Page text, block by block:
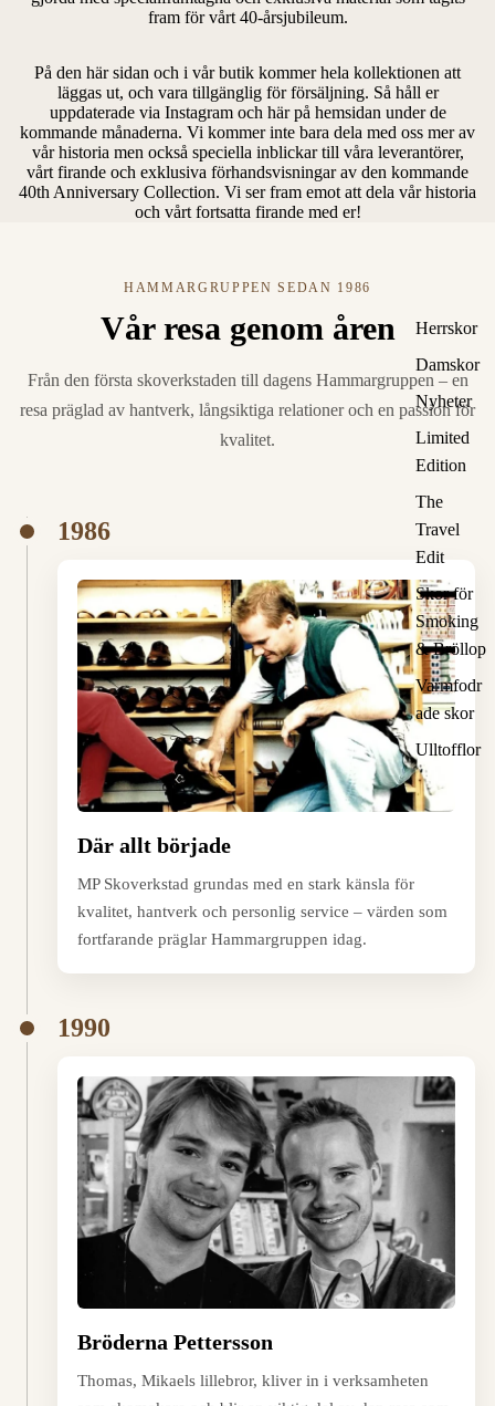
Herrskor
Damskor
Nyheter
Limited
Edition
The
Travel
Edit
Skor för
Smoking
& Bröllop
Varmfodr
ade skor
Ulltofflor
fram för vårt 40-årsjubileum.
På den här sidan och i vår butik kommer hela kollektionen att
läggas ut, och vara tillgänglig för försäljning. Så håll er
uppdaterade via Instagram och här på hemsidan under de
kommande månaderna. Vi kommer inte bara dela med oss mer av
vår historia men också speciella inblickar till våra leverantörer,
vårt firande och exklusiva förhandsvisningar av den kommande
40th Anniversary Collection. Vi ser fram emot att dela vår historia
och vårt fortsatta firande med er!
HAMMARGRUPPEN SEDAN 1986
Vår resa genom åren
Från den första skoverkstaden till dagens Hammargruppen – en
resa präglad av hantverk, långsiktiga relationer och en passion för
kvalitet.
1986
Där allt började
MP Skoverkstad grundas med en stark känsla för
kvalitet, hantverk och personlig service – värden som
fortfarande präglar Hammargruppen idag.
1990
Bröderna Pettersson
Thomas, Mikaels lillebror, kliver in i verksamheten